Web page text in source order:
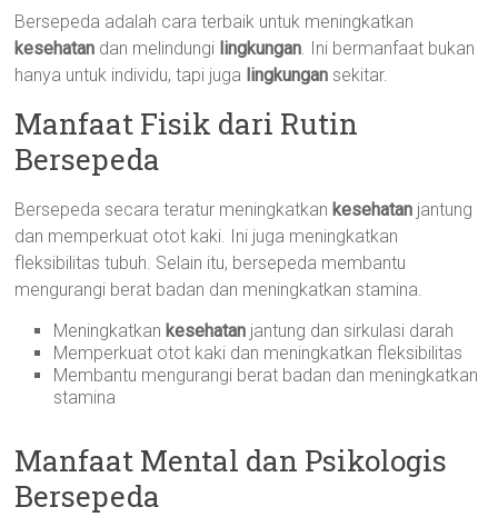
Bersepeda adalah cara terbaik untuk meningkatkan
kesehatan dan melindungi lingkungan. Ini bermanfaat bukan
hanya untuk individu, tapi juga lingkungan sekitar.
Manfaat Fisik dari Rutin
Bersepeda
Bersepeda secara teratur meningkatkan kesehatan jantung
dan memperkuat otot kaki. Ini juga meningkatkan
fleksibilitas tubuh. Selain itu, bersepeda membantu
mengurangi berat badan dan meningkatkan stamina.
Meningkatkan kesehatan jantung dan sirkulasi darah
Memperkuat otot kaki dan meningkatkan fleksibilitas
Membantu mengurangi berat badan dan meningkatkan
stamina
Manfaat Mental dan Psikologis
Bersepeda